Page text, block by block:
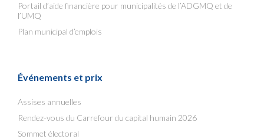
Portail d’aide financière pour municipalités de l’ADGMQ et de
l’UMQ
Plan municipal d’emplois
Événements et prix
Assises annuelles
Rendez-vous du Carrefour du capital humain 2026
Sommet électoral